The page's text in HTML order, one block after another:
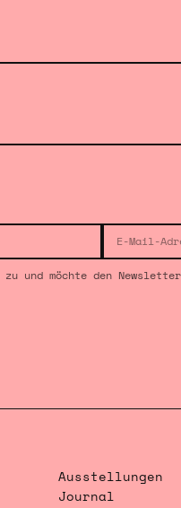
zu und möchte den
Ausstellungen
Journal